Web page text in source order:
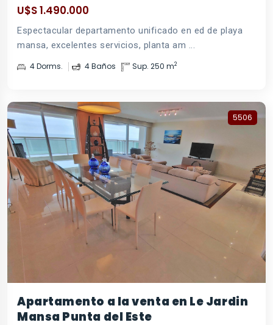
U$S 1.490.000
Espectacular departamento unificado en ed de playa
mansa, excelentes servicios, planta am ...
4 Dorms. 4 Baños Sup. 250 m2
5506
Apartamento a la venta en Le Jardin
Mansa Punta del Este